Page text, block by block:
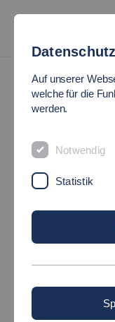
Auf unserer
welche für die
werden.
Notwendig
Statistik